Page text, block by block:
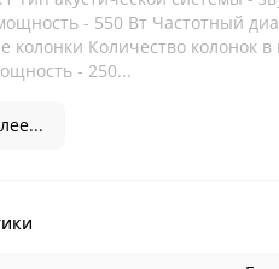
- 550 Вт Частотный
колонки Количество колонок в
- 250...